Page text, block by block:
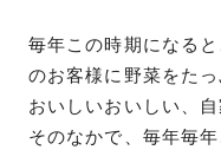
毎年この時期になる
のお客様に野菜をた
おいしいおいしい、
そのなかで、毎年毎